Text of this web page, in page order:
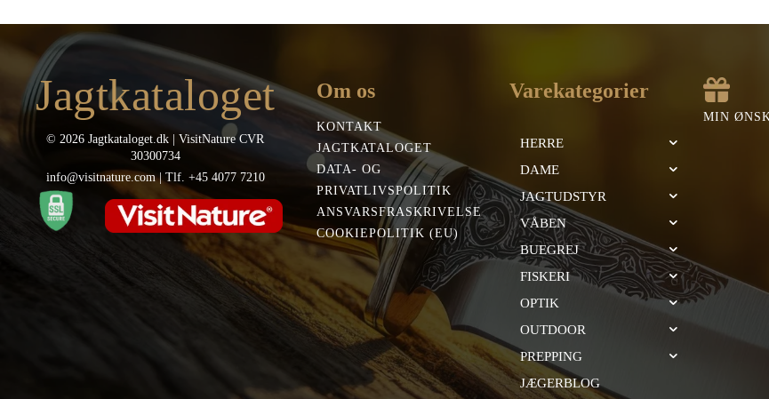
Jagtkataloget
© 2026 Jagtkataloget.dk | VisitNature CVR
30300734
info@visitnature.com | Tlf. +45 4077 7210
Om os
KONTAKT
JAGTKATALOGET
DATA- OG
PRIVATLIVSPOLITIK
ANSVARSFRASKRIVELSE
COOKIEPOLITIK (EU)
Varekategorier
HERRE
DAME
JAGTUDSTYR
VÅBEN
BUEGREJ
FISKERI
OPTIK
OUTDOOR
PREPPING
JÆGERBLOG
MIN